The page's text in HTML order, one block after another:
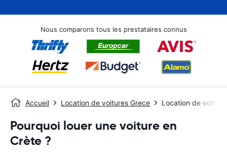
Nous comparons tous les prestataires connus
Accueil Location de voitures Grece Location de
Pourquoi louer une voiture en
Crète ?